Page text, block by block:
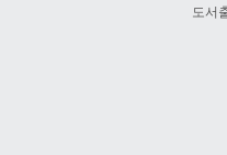
도서